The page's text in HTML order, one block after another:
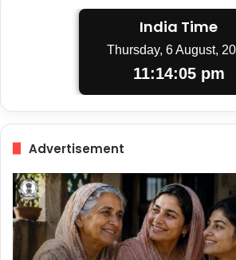
India Time
Thursday, 6 August,
11:14:06 pm
Advertisement